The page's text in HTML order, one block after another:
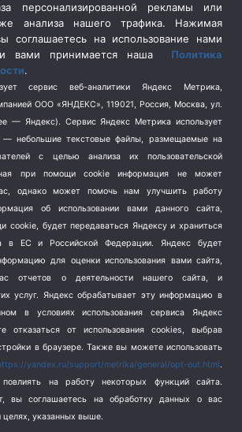
(3)
(404)
персонализированной рекламы или
анализа нашего трафика. Нажимая
соглашаетесь на использование нами
вами принимается наша Политика
.
сервис веб-аналитики Яндекс Метрика,
ООО «ЯНДЕКС», 119021, Россия, Москва, ул.
— Яндекс). Сервис Яндекс Метрика использует
— небольшие текстовые файлы, размещаемые на
с целью анализа их пользовательской
при помощи cookie информация не может
однако может помочь нам улучшить работу
об использовании вами данного сайта,
cookie, будет передаваться Яндексу и храниться
в ЕС и Российской Федерации. Яндекс будет
для оценки использования вами сайта,
отчетов о деятельности нашего сайта, и
услуг. Яндекс обрабатывает эту информацию в
в условиях использования сервиса Яндекс
отказаться от использования cookies, выбрав
в браузере. Также вы можете использовать
yandex.ru/support/metrika/general/opt-out.html.
на работу некоторых функций сайта.
вы соглашаетесь на обработку данных о вас
указанных выше.